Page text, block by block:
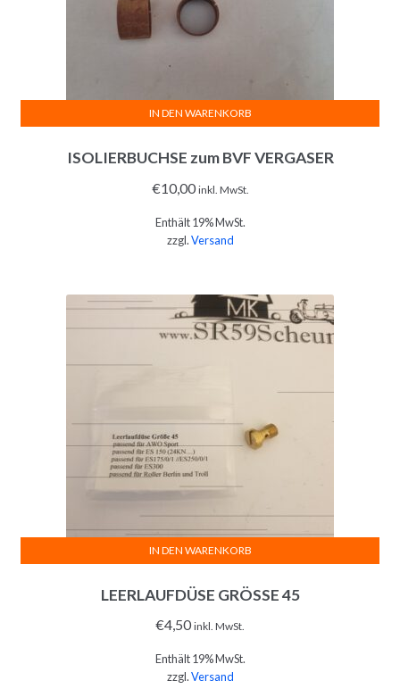
ISOLIERBUCHSE zum BVF VERGASER
€10,00 inkl. MwSt.
Enthält 19% MwSt.
zzgl.Versand
IN DEN WARENKORB
LEERLAUFDÜSE GRÖSSE 45
€4,50 inkl. MwSt.
Enthält 19% MwSt.
zzgl.Versand
IN DEN WARENKORB